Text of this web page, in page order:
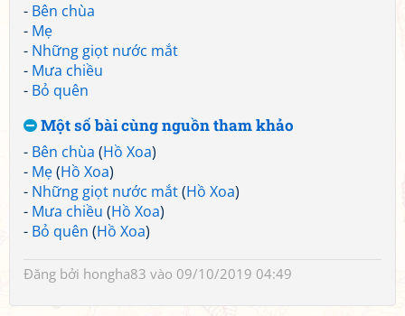
- Bên chùa
- Mẹ
- Những giọt nước mắt
- Mưa chiều
- Bỏ quên
Một số bài cùng nguồn tham khảo
- Bên chùa (Hồ Xoa)
- Mẹ(Hồ Xoa)
- Những giọt nước mắt(Hồ Xoa)
- Mưa chiều (Hồ Xoa)
- Bỏ quên (Hồ Xoa)
Đăng bởi hongha83 vào 09/10/2019 04:49